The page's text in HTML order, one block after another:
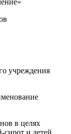
учреждения
в целях
сирот и детей,